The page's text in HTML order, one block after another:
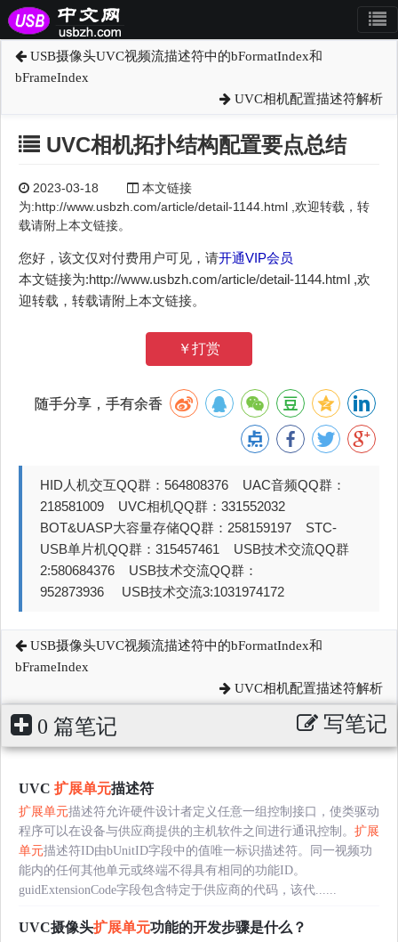
USB摄像头UVC视频流描述符中的bFormatIndex和
bFrameIndex
UVC相机配置描述符解析
UVC相机拓扑结构配置要点总结
2023-03-18
本文链接
为:http://www.usbzh.com/article/detail-1144.html ,欢迎转载，转
载请附上本文链接。
您好，该文仅对付费用户可见，请开通VIP会员
本文链接为:http://www.usbzh.com/article/detail-1144.html ,欢
迎转载，转载请附上本文链接。
￥打赏
随手分享，手有余香
HID人机交互QQ群：564808376 UAC音频QQ群：
218581009 UVC相机QQ群：331552032
BOT&UASP大容量存储QQ群：258159197 STC-
USB单片机QQ群：315457461 USB技术交流QQ群
2:580684376 USB技术交流QQ群：
952873936 USB技术交流3:1031974172
USB摄像头UVC视频流描述符中的bFormatIndex和
bFrameIndex
UVC相机配置描述符解析
0 篇笔记 写笔记
UVC 扩展单元描述符
扩展单元描述符允许硬件设计者定义任意一组控制接口，使类驱动
程序可以在设备与供应商提供的主机软件之间进行通讯控制。 扩展
单元描述符ID由bUnitID字段中的值唯一标识描述符。同一视频功
能内的任何其他单元或终端不得具有相同的功能ID。
guidExtensionCode字段包含特定于供应商的代码，该代......
UVC摄像头扩展单元功能的开发步骤是什么？